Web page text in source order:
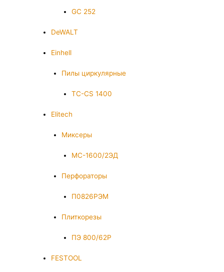
GC 252
DeWALT
Einhell
Пилы циркулярные
TC-CS 1400
Elitech
Миксеры
МС-1600/2ЭД
Перфораторы
П0826РЭМ
Плиткорезы
ПЭ 800/62Р
FESTOOL